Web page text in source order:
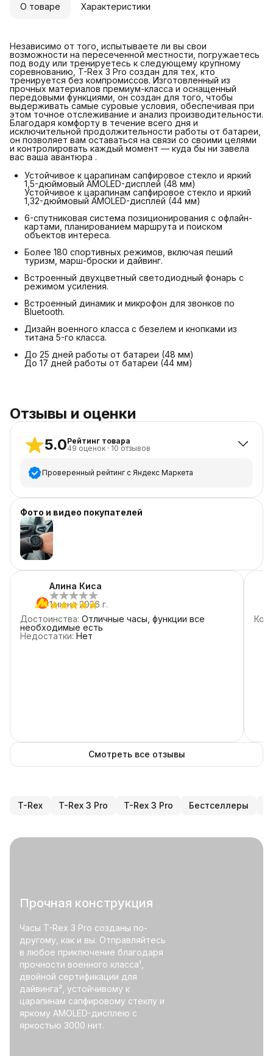
О товаре Характеристики
Независимо от того, испытываете ли вы свои
возможности на пересеченной местности, погружаетесь
под воду или тренируетесь к следующему крупному
соревнованию, T-Rex 3 Pro создан для тех, кто
тренируется без компромиссов. Изготовленный из
прочных материалов премиум-класса и оснащенный
передовыми функциями, он создан для того, чтобы
выдерживать самые суровые условия, обеспечивая при
этом точное отслеживание и анализ производительности.
Благодаря комфорту в течение всего дня и
исключительной продолжительности работы от батареи,
он позволяет вам оставаться на связи со своими целями
и контролировать каждый момент — куда бы ни завела
вас ваша авантюра .
Устойчивое к царапинам сапфировое стекло и яркий
1,5-дюймовый AMOLED-дисплей (48 мм)
Устойчивое к царапинам сапфировое стекло и яркий
1,32-дюймовый AMOLED-дисплей (44 мм)
6-спутниковая система позиционирования с офлайн-
картами, планированием маршрута и поиском
объектов интереса.
Более 180 спортивных режимов, включая пеший
туризм, марш-броски и дайвинг.
Встроенный двухцветный светодиодный фонарь с
режимом усиления.
Встроенный динамик и микрофон для звонков по
Bluetooth.
Дизайн военного класса с безелем и кнопками из
титана 5-го класса.
До 25 дней работы от батареи (48 мм)
До 17 дней работы от батареи (44 мм)
Отзывы и оценки
5.0Рейтинг товара
49 оценок · 10 отзывов
Проверенный рейтинг с Яндекс Маркета
5 звёзд
48
4 звезды
3 звезды
2 звезды
Фото и видео покупателей
Алина Киса
1 июня 2026 г.
Достоинства: Отличные часы, функции все
необходимые есть
Недостатки: Нет
Смотреть все отзывы
T-Rex T-Rex 3 Pro T-Rex 3 Pro Бестселлеры
Прочная конструкция
Часы T-Rex 3 Pro созданы по-
другому, как и вы. Отправляйтесь
в любое приключение благодаря
прочности военного класса¹,
двойной сертификации для
дайвинга², устойчивому к
царапинам сапфировому стеклу и
яркому AMOLED-дисплею с
яркостью 3000 нит.